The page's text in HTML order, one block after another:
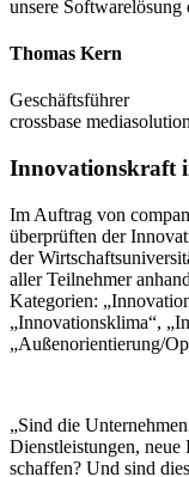
unsere Softwarelösung
Thomas Kern
Geschäftsführer
crossbase
Innovationskraft
Im Auftrag von
überprüften der
der
aller Teilnehmer
Kategorien:
„Innovationsklima“,
„Außenorientierung/
„Sind die
Dienstleistungen, neue
schaffen? Und sind